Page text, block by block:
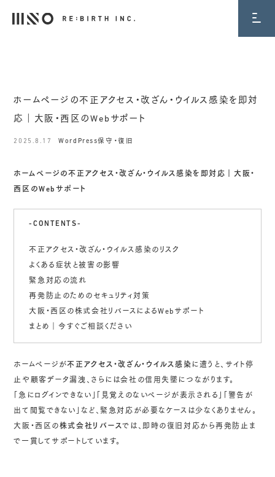
BLOG
ホームページの不正アクセス・改ざん・ウイルス感染を即対
応｜大阪・西区のWebサポート
2025.8.17 WordPress保守・復旧
ホームページの不正アクセス・改ざん・ウイルス感染を即対応｜大阪・
西区のWebサポート
-CONTENTS-
不正アクセス・改ざん・ウイルス感染のリスク
よくある症状と被害の影響
緊急対応の流れ
再発防止のためのセキュリティ対策
大阪・西区の株式会社リバースによるWebサポート
まとめ｜今すぐご相談ください
ホームページが不正アクセス・改ざん・ウイルス感染に遭うと、サイト停
止や顧客データ漏洩、さらには会社の信用失墜につながります。
「急にログインできない」「見覚えのないページが表示される」「警告が
出て閲覧できない」など、緊急対応が必要なケースは少なくありません。
大阪・西区の株式会社リバースでは、即時の復旧対応から再発防止ま
で一貫してサポートしています。